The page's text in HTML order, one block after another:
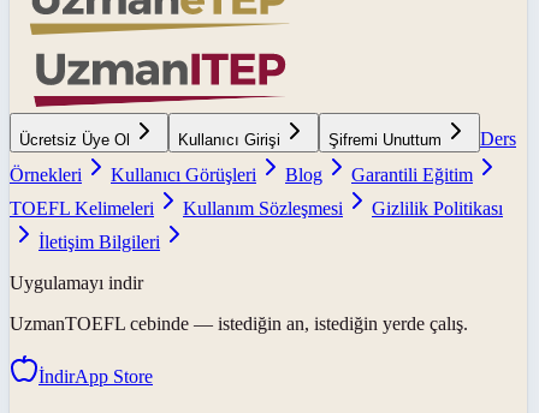
Ücretsiz Üye Ol Kullanıcı Girişi Şifremi Unuttum
Ders
Örnekleri
Kullanıcı Görüşleri Blog
Garantili Eğitim
TOEFL Kelimeleri
Kullanım Sözleşmesi
Gizlilik Politikası
İletişim Bilgileri
Uygulamayı indir
UzmanTOEFL cebinde — istediğin an, istediğin yerde çalış.
İndirApp Store